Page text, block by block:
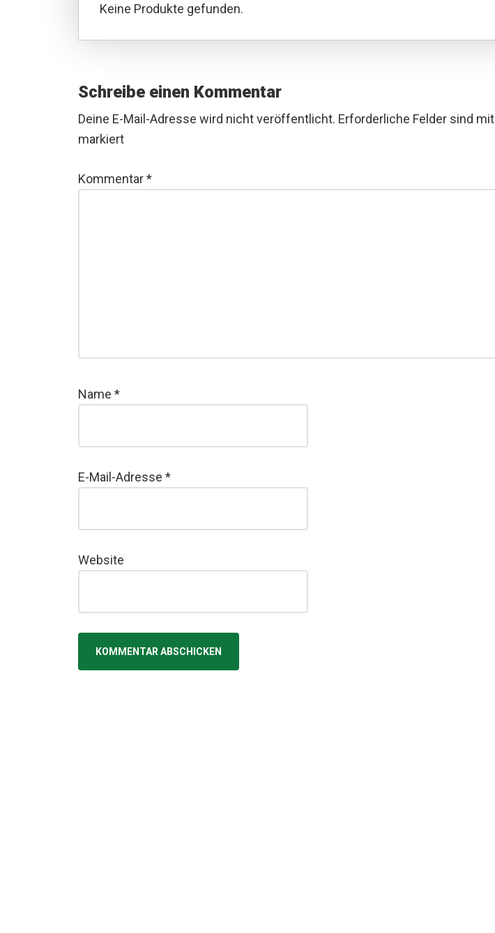
Keine Produkte gefunden.
Leser-
Interaktionen
Schreibe einen Kommentar
Deine E-Mail-Adresse wird nicht veröffentlicht. Erforderliche Felder sind mit
markiert
Kommentar*
Name *
E-Mail-Adresse *
Website